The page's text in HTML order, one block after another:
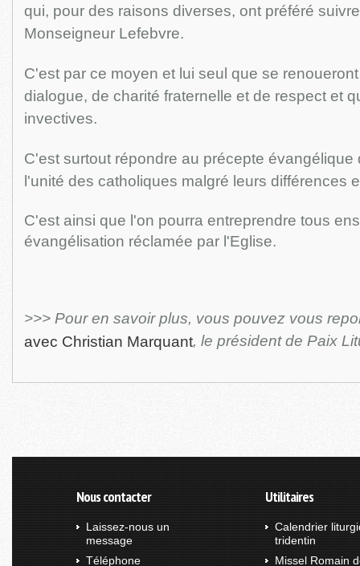
qui, pour des raisons diverses, ont préféré
Monseigneur Lefebvre.
C'est par ce moyen et lui seul que se
dialogue, de charité fraternelle et de respect et
invectives.
C'est surtout répondre au précepte évangélique
l'unité des catholiques malgré leurs différences
C'est ainsi que l'on pourra entreprendre tous
évangélisation réclamée par l'Eglise.
>>> Pour en savoir plus, vous pouvez vous
avec Christian Marquant, le président de Paix
Nous contacter
Laissez-nous un
message
Téléphone
Utilitaires
Calendrier
tridentin
Missel Romain